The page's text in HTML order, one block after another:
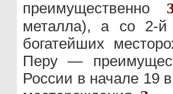
преимущественно
металла), а со 2-й
богатейших
Перу —
России в начале 19